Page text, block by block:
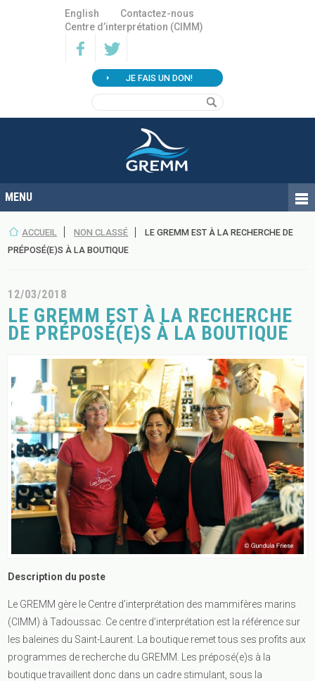
English
Contactez-nous
Centre d’interprétation (CIMM)
JE FAIS UN DON!
ACCUEIL NON CLASSÉ
LE GREMM EST À LA RECHERCHE DE
PRÉPOSÉ(E)S À LA BOUTIQUE
12/03/2018
LE GREMM EST À LA RECHERCHE
DE PRÉPOSÉ(E)S À LA BOUTIQUE
Description du poste
Le GREMM gère le Centre d’interprétation des mammifères marins
(CIMM) à Tadoussac. Ce centre d’interprétation est la référence sur
les baleines du Saint-Laurent. La boutique remet tous ses profits aux
programmes de recherche du GREMM. Les préposé(e)s à la
boutique travaillent donc dans un cadre stimulant, sous la